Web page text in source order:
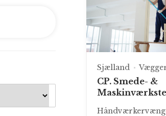
Sjælland
CP. Smede- &